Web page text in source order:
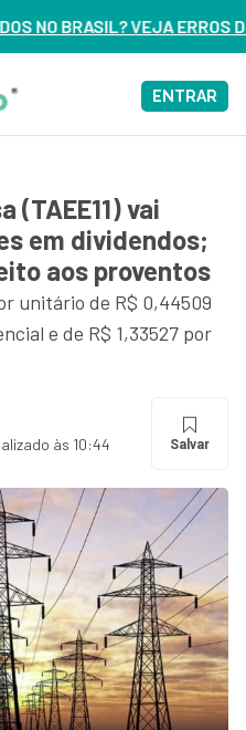
3 DELES – ASSISTA AGORA
ENTRAR
(TAEE11) vai
em dividendos;
aos proventos
unitário de R$ 0,44509
e de R$ 1,33527 por
às 10:44 Salvar